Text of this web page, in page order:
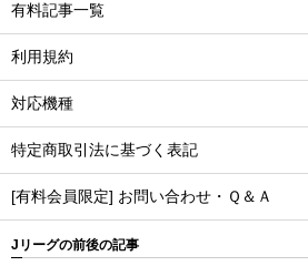
有料記事一覧
利用規約
対応機種
特定商取引法に基づく表記
[有料会員限定] お問い合わせ・Ｑ＆Ａ
Jリーグの前後の記事